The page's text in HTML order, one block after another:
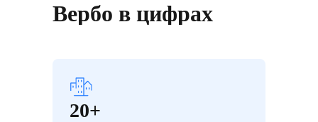
Вербо в цифрах
20+